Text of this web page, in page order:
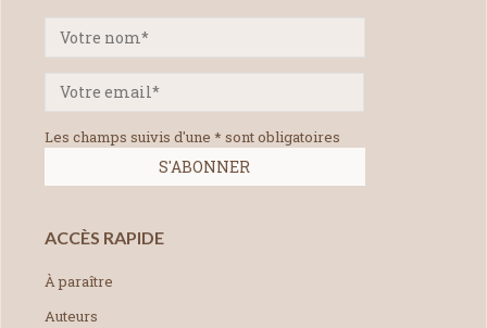
Les champs suivis d'une * sont obligatoires
ACCÈS RAPIDE
À paraître
Auteurs